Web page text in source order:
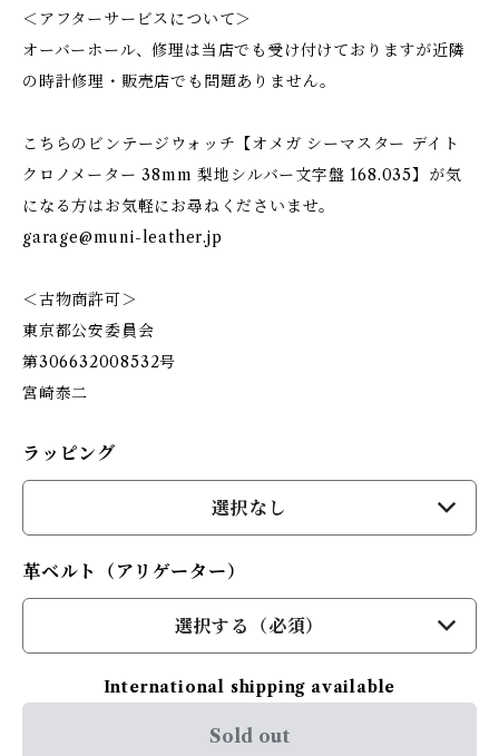
＜アフターサービスについて＞
オーバーホール、修理は当店でも受け付けておりますが近隣
の時計修理・販売店でも問題ありません。
こちらのビンテージウォッチ【オメガ シーマスター デイト
クロノメーター 38mm 梨地シルバー文字盤 168.035】が気
になる方はお気軽にお尋ねくださいませ。
garage@muni-leather.jp
＜古物商許可＞
東京都公安委員会
第306632008532号
宮崎泰二
ラッピング
選択なし
革ベルト（アリゲーター）
選択する（必須）
International shipping available
Sold out